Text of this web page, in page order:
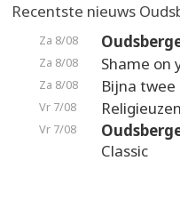
Recentste nieuws
Za 8/08
Za 8/08 Shame on
Za 8/08 Bijna twee
Vr 7/08
Vr 7/08
Classic